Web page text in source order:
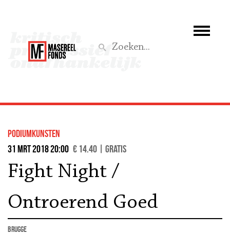
Wat we doen
Steun ons
Aktief
podiumkunsten
31 mrt 2018 20:00 € 14.40 | Gratis
Fight Night /
Ontroerend Goed
Brugge